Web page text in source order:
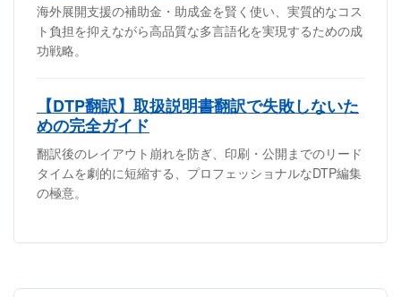
海外展開支援の補助金・助成金を賢く使い、実質的なコス
ト負担を抑えながら高品質な多言語化を実現するための成
功戦略。
【DTP翻訳】取扱説明書翻訳で失敗しないた
めの完全ガイド
翻訳後のレイアウト崩れを防ぎ、印刷・公開までのリード
タイムを劇的に短縮する、プロフェッショナルなDTP編集
の極意。